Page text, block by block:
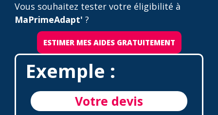
Vous souhaitez tester votre éligibilité à
MaPrimeAdapt' ?
ESTIMER MES AIDES GRATUITEMENT
Exemple :
Votre devis